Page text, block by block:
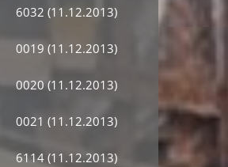
6032 (11.12.2013)
0019 (11.12.2013)
0020 (11.12.2013)
0021 (11.12.2013)
6114 (11.12.2013)